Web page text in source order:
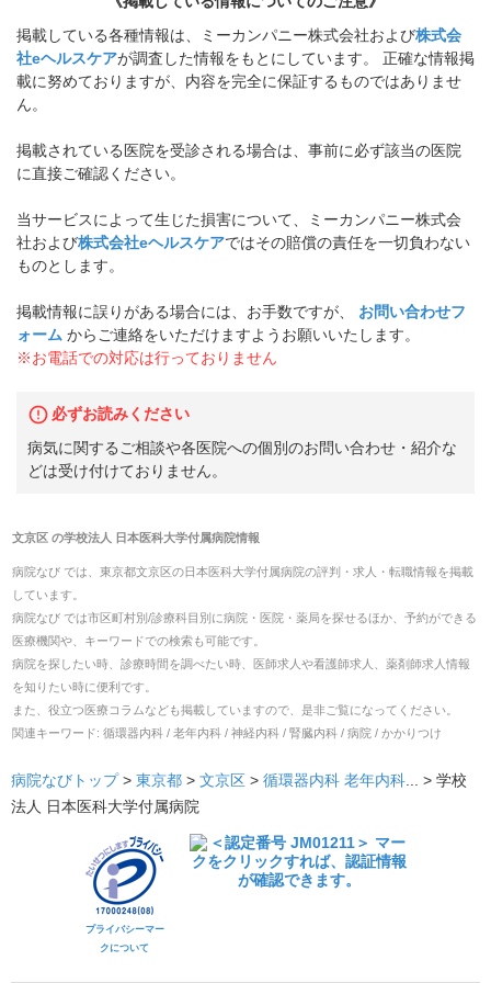
掲載している各種情報は、ミーカンパニー株式会社および株式会
社eヘルスケアが調査した情報をもとにしています。 正確な情報掲
載に努めておりますが、内容を完全に保証するものではありませ
ん。
掲載されている医院を受診される場合は、事前に必ず該当の医院
に直接ご確認ください。
当サービスによって生じた損害について、ミーカンパニー株式会
社および株式会社eヘルスケアではその賠償の責任を一切負わない
ものとします。
掲載情報に誤りがある場合には、お手数ですが、
お問い合わせフ
ォーム からご連絡をいただけますようお願いいたします。
※お電話での対応は行っておりません
必ずお読みください
病気に関するご相談や各医院への個別のお問い合わせ・紹介な
どは受け付けておりません。
文京区の学校法人 日本医科大学付属病院情報
病院なび では、 東京都文京区の日本医科大学付属病院の評判・求人・転職情報を掲載
しています。
病院なび では市区町村別/診療科目別に病院・医院・薬局を探せるほか、予約ができる
医療機関や、キーワードでの検索も可能です。
病院を探したい時、診療時間を調べたい時、医師求人や看護師求人、薬剤師求人情報
を知りたい時に便利です。
また、役立つ医療コラムなども掲載していますので、是非ご覧になってください。
関連キーワード: 循環器内科 / 老年内科 / 神経内科 / 腎臓内科 / 病院 / かかりつけ
病院なびトップ > 東京都 > 文京区 > 循環器内科 老年内科... > 学校
法人 日本医科大学付属病院
プライバシーマー
クについて